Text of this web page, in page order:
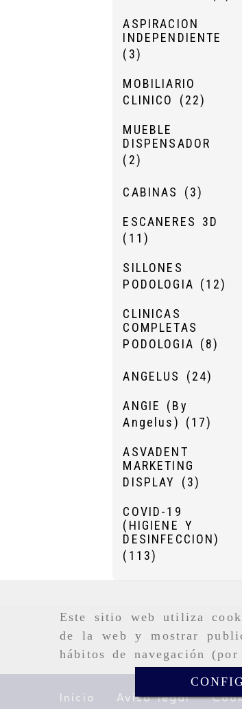
Este sitio web utiliza
de la web y mostrar
hábitos de navegación
ASPIRACION
INDEPENDIENTE
(3)
MOBILIARIO
CLINICO (22)
MUEBLE
DISPENSADOR
(2)
CABINAS (3)
ESCANERES 3D
(11)
SILLONES
PODOLOGIA (12)
CLINICAS
COMPLETAS
PODOLOGIA (8)
ANGELUS (24)
ANGIE (By
Angelus) (17)
ASVADENT
MARKETING
DISPLAY (3)
COVID-19
(HIGIENE Y
DESINFECCION)
(113)
Inicio Aviso legal